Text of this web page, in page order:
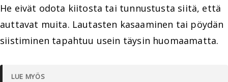
He eivät odota kiitosta tai tunnustusta siitä, että
auttavat muita. Lautasten kasaaminen tai pöydän
siistiminen tapahtuu usein täysin huomaamatta.
LUE MYÖS